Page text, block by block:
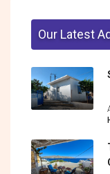
Our Latest